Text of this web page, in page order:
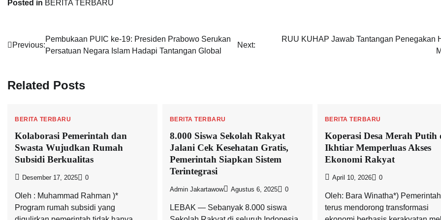
Posted in BERITA TERBARU
Navigasi
Previous:
Pembukaan PUIC ke-19: Presiden Prabowo Serukan
Persatuan Negara Islam Hadapi Tantangan Global
Next:
RUU KUHAP Jawab Tantangan Penegakan
Related Posts
BERITA TERBARU
Kolaborasi Pemerintah dan
Swasta Wujudkan Rumah
Subsidi Berkualitas
Desember 17, 2025 0
Oleh : Muhammad Rahman )*
Program rumah subsidi yang
BERITA TERBARU
8.000 Siswa Sekolah Rakyat
Jalani Cek Kesehatan Gratis,
Pemerintah Siapkan Sistem
Terintegrasi
Admin Jakartawow Agustus 6, 2025 0
LEBAK — Sebanyak 8.000 siswa
BERITA TERBARU
Koperasi Desa Merah Putih
Ikhtiar Memperluas Akses
Ekonomi Rakyat
April 10, 2026 0
Oleh: Bara Winatha*) Pemerintah
terus mendorong transformasi